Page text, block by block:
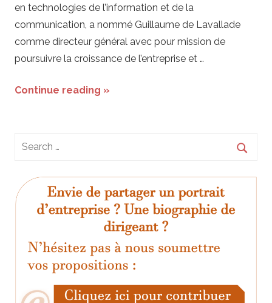
en technologies de l’information et de la
communication, a nommé Guillaume de Lavallade
comme directeur général avec pour mission de
poursuivre la croissance de l’entreprise et …
Continue reading »